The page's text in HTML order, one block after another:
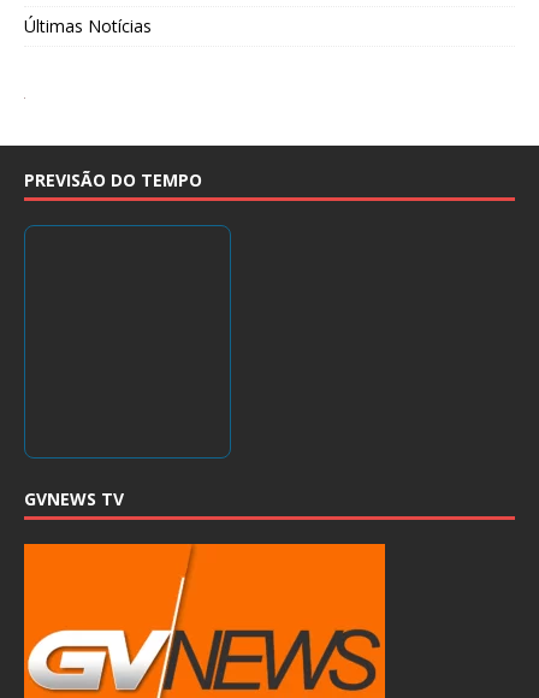
Últimas Notícias
PREVISÃO DO TEMPO
GVNEWS TV